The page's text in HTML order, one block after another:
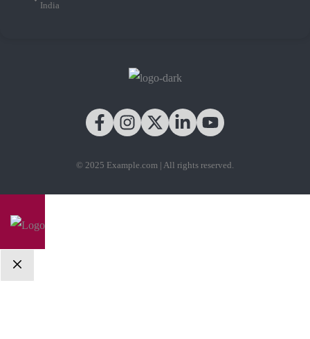
India
© 2025 Example.com | All rights reserved.